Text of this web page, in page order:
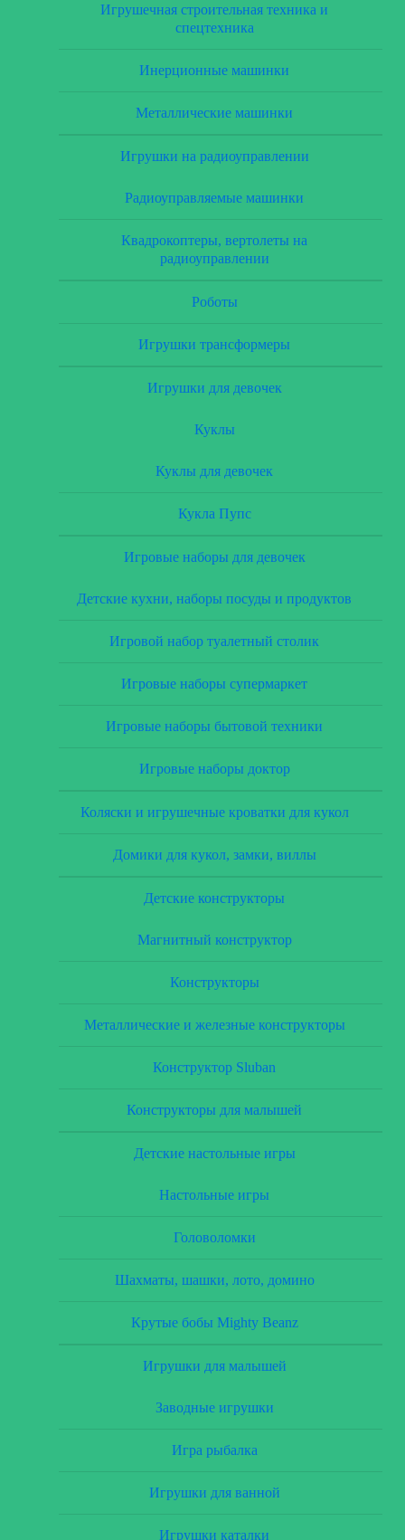
Игрушечная строительная техника и
спецтехника
Инерционные машинки
Металлические машинки
Игрушки на радиоуправлении
Радиоуправляемые машинки
Квадрокоптеры, вертолеты на
радиоуправлении
Роботы
Игрушки трансформеры
Игрушки для девочек
Куклы
Куклы для девочек
Кукла Пупс
Игровые наборы для девочек
Детские кухни, наборы посуды и продуктов
Игровой набор туалетный столик
Игровые наборы супермаркет
Игровые наборы бытовой техники
Игровые наборы доктор
Коляски и игрушечные кроватки для кукол
Домики для кукол, замки, виллы
Детские конструкторы
Магнитный конструктор
Конструкторы
Металлические и железные конструкторы
Конструктор Sluban
Конструкторы для малышей
Детские настольные игры
Настольные игры
Головоломки
Шахматы, шашки, лото, домино
Крутые бобы Mighty Beanz
Игрушки для малышей
Заводные игрушки
Игра рыбалка
Игрушки для ванной
Игрушки каталки